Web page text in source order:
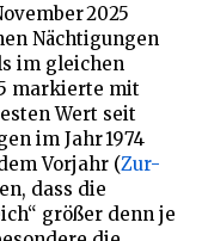
2025
Nächtigungen
im gleichen
markierte mit
Wert seit
im Jahr 1974
Vorjahr (Zur-
dass die
größer denn je